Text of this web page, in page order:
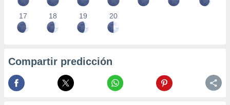
17 18 19 20
Compartir predicción